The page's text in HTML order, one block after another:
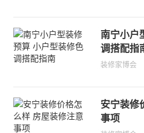
南宁小户
调搭配指
装修家博会
安宁装修
事项